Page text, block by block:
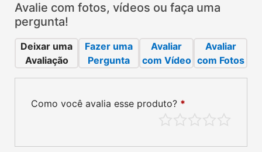
Avalie com fotos, vídeos ou faça uma
pergunta!
Deixar uma
Avaliação
Fazer uma
Pergunta
Avaliar
com Vídeo
Avaliar
com Fotos
Como você avalia esse produto? *